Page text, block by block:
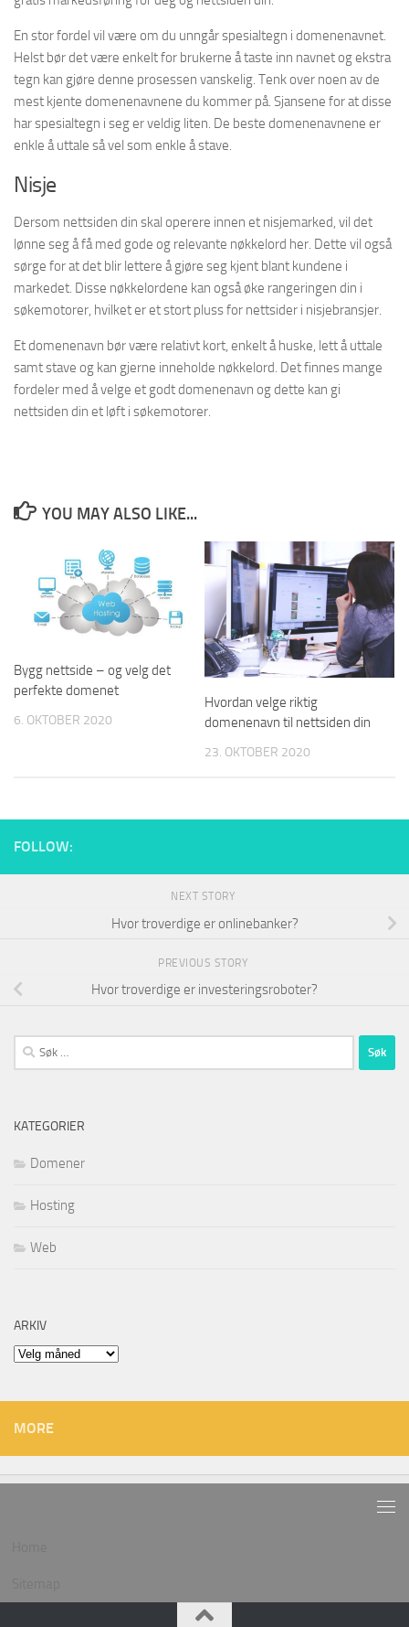
En stor fordel vil være om du unngår spesialtegn i domenenavnet.
Helst bør det være enkelt for brukerne å taste inn navnet og ekstra
tegn kan gjøre denne prosessen vanskelig. Tenk over noen av de
mest kjente domenenavnene du kommer på. Sjansene for at disse
har spesialtegn i seg er veldig liten. De beste domenenavnene er
enkle å uttale så vel som enkle å stave.
Nisje
Dersom nettsiden din skal operere innen et nisjemarked, vil det
lønne seg å få med gode og relevante nøkkelord her. Dette vil også
sørge for at det blir lettere å gjøre seg kjent blant kundene i
markedet. Disse nøkkelordene kan også øke rangeringen din i
søkemotorer, hvilket er et stort pluss for nettsider i nisjebransjer.
Et domenenavn bør være relativt kort, enkelt å huske, lett å uttale
samt stave og kan gjerne inneholde nøkkelord. Det finnes mange
fordeler med å velge et godt domenenavn og dette kan gi
nettsiden din et løft i søkemotorer.
YOU MAY ALSO LIKE...
Bygg nettside – og velg det
perfekte domenet
6. OKTOBER 2020
Hvordan velge riktig
domenenavn til nettsiden din
23. OKTOBER 2020
FOLLOW:
NEXT STORY
Hvor troverdige er onlinebanker?
PREVIOUS STORY
Hvor troverdige er investeringsroboter?
Søk
etter:
KATEGORIER
Domener
Hosting
Web
ARKIV
Arkiv
MORE